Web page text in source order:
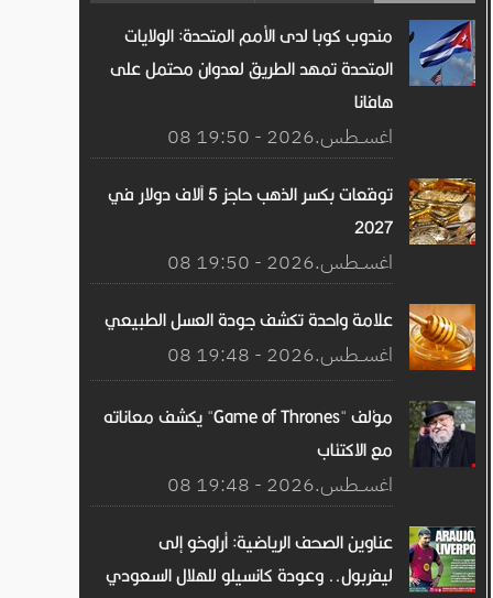
مندوب كوبا لدى الأمم المتحدة: الولايات
المتحدة تمهد الطريق لعدوان محتمل على
هافانا
08 اغســطس.2026 - 19:50
توقعات بكسر الذهب حاجز 5 آلاف دولار في
2027
08 اغســطس.2026 - 19:50
علامة واحدة تكشف جودة العسل الطبيعي
08 اغســطس.2026 - 19:48
مؤلف "Game of Thrones" يكشف معاناته
مع الاكتئاب
08 اغســطس.2026 - 19:48
عناوين الصحف الرياضية: أراوخو إلى
ليفربول.. وعودة كانسيلو للهلال السعودي